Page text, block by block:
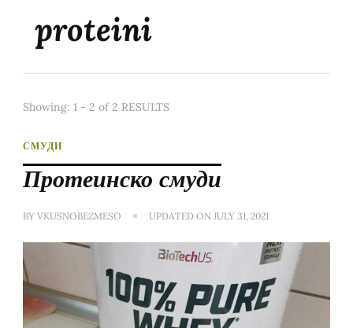
proteini
Showing: 1 - 2 of 2 RESULTS
СМУДИ
Протеинско смуди
BY VKUSNOBEZMESO UPDATED ON JULY 31, 2021